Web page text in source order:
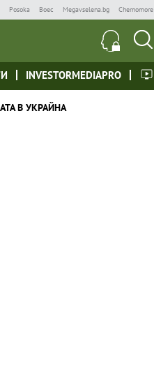
Posoka Boec Megavselena.bg Chernomore
INVESTORMEDIAPRO
В УКРАЙНА